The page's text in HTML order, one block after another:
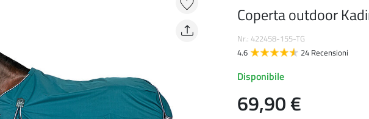
Coperta outdoor
Nr.: 422458-155-TG
4.6
24 Recensioni
Disponibile
69,90 €